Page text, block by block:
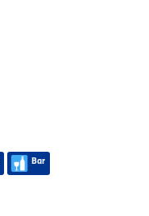
Bar